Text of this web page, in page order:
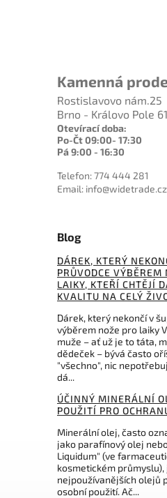
Kamenná
Rostislavovo nám.25
Brno - Královo Pole
Otevírací doba:
Po-Čt 09:00- 17:30
Pá 9:00 - 16:30
Telefon: 774 444 281
Email: info@widetrade.cz
Blog
DÁREK, KTERÝ
PRŮVODCE VÝBĚREM
LAIKY, KTEŘÍ CHTĚJÍ
KVALITU NA CELÝ
Dárek, který nekončí v
výběrem nože pro laiky
muže – ať už je to táta,
dědeček – bývá často
"všechno", nic
dá...
ÚČINNÝ MINERÁLNÍ
POUŽITÍ PRO
Minerální olej, často
jako parafínový olej
Liquidum" (ve
kosmetickém průmyslu),
nejpoužívanějších olejů
osobní použití. Ač...
🎁 IDEÁLNÍ
DÁREK 🎁